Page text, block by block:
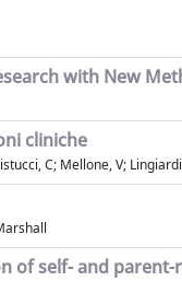
with New
cliniche
C; Mellone, V;
of self- and